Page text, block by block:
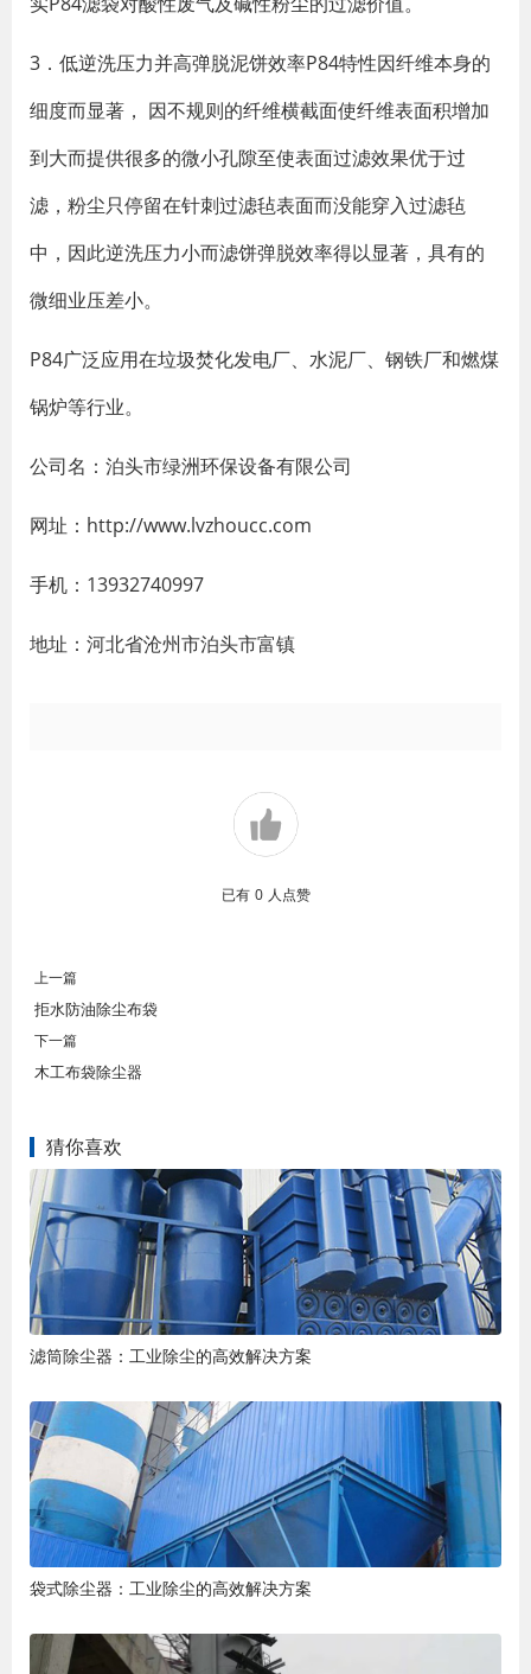
3．低逆洗压力并高弹脱泥饼效率P84特性因纤维本身的
细度而显著， 因不规则的纤维横截面使纤维表面积增加
到大而提供很多的微小孔隙至使表面过滤效果优于过
滤，粉尘只停留在针刺过滤毡表面而没能穿入过滤毡
中，因此逆洗压力小而滤饼弹脱效率得以显著，具有的
微细业压差小。
P84广泛应用在垃圾焚化发电厂、水泥厂、钢铁厂和燃煤
锅炉等行业。
公司名：泊头市绿洲环保设备有限公司
网址：http://www.lvzhoucc.com
手机：13932740997
地址：河北省沧州市泊头市富镇
已有 0 人点赞
上一篇
拒水防油除尘布袋
下一篇
木工布袋除尘器
猜你喜欢
滤筒除尘器：工业除尘的高效解决方案
袋式除尘器：工业除尘的高效解决方案